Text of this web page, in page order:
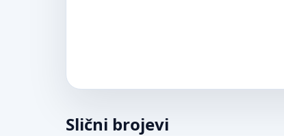
Slični brojevi